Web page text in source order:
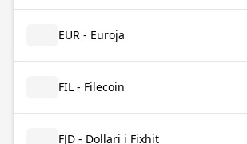
EUR - Euroja
FIL - Filecoin
FJD - Dollari i Fixhit